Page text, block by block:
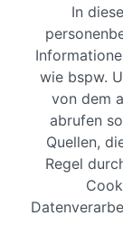
In
wie bspw.
von dem
abrufen
Quellen,
Regel